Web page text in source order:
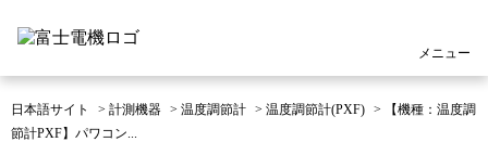
メニュー
日本語サイト > 計測機器 > 温度調節計 > 温度調節計(PXF) >
【機種：温度調
節計PXF】パワコン...